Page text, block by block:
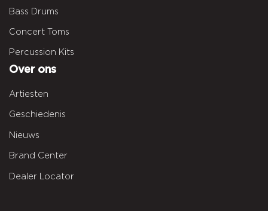
Bass Drums
Concert Toms
Percussion Kits
Over ons
Artiesten
Geschiedenis
Nieuws
Brand Center
Dealer Locator